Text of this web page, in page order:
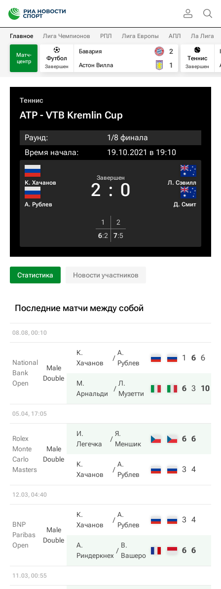
Главное Лига Чемпионов РПЛ Лига Европы АПЛ Ла Лига
Матч-
центр
Футбол
Завершен
Бавария
Астон Вилла
2
1
Теннис
Завершен
Теннис
ATP - VTB Kremlin Cup
Раунд:
1/8 финала
Время начала:
19.10.2021 в 19:10
К. Хачанов
А. Рублев
Завершен
2 : 0 Л. Сэвилл
Д. Смит
1
2
6:2 7:5
Статистика Новости участников
Последние матчи между собой
08.08, 00:10
National
Bank
Open
Male
Double
К.
Хачанов
А.
Рублев
1 6 6
М.
Арнальди
Л.
Музетти
6 3 10
05.04, 17:05
Rolex
Monte
Carlo
Masters
Male
Double
И.
Легечка
Я.
Меншик
6 6
К.
Хачанов
А.
Рублев
3 4
12.03, 04:40
BNP
Paribas
Open
Male
Double
К.
Хачанов
А.
Рублев
3 4
А.
Риндеркнех
В.
Вашеро
6 6
11.03, 00:55